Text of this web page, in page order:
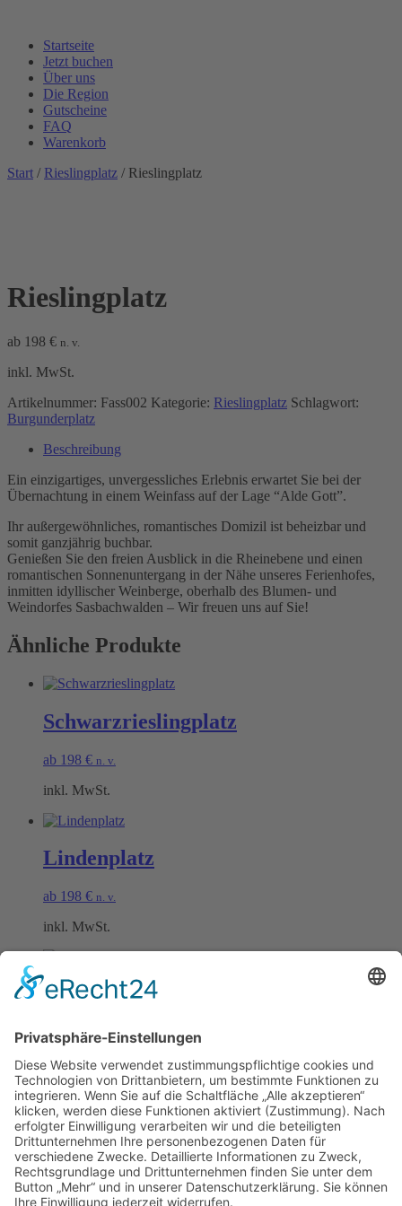
Startseite
Jetzt buchen
Über uns
Die Region
Gutscheine
FAQ
Warenkorb
Start / Rieslingplatz / Rieslingplatz
Rieslingplatz
ab 198 € n. v.
inkl. MwSt.
Artikelnummer: Fass002 Kategorie: Rieslingplatz Schlagwort:
Burgunderplatz
Beschreibung
Ein einzigartiges, unvergessliches Erlebnis erwartet Sie bei der
Übernachtung in einem Weinfass auf der Lage “Alde Gott”.
Ihr außergewöhnliches, romantisches Domizil ist beheizbar und
somit ganzjährig buchbar.
Genießen Sie den freien Ausblick in die Rheinebene und einen
romantischen Sonnenuntergang in der Nähe unseres Ferienhofes,
inmitten idyllischer Weinberge, oberhalb des Blumen- und
Weindorfes Sasbachwalden – Wir freuen uns auf Sie!
Ähnliche Produkte
Schwarzrieslingplatz
ab 198 € n. v.
inkl. MwSt.
Lindenplatz
ab 198 € n. v.
inkl. MwSt.
Scheurebenplatz
ab198€ n. v.
inkl. MwSt.
Öffnungszeiten Büro und Hofladen:
Hofladen:
Montag bis Sonntag von 09:00 – 11:30 Uhr und 14:00 – 18:00 Uhr
Telefonisch erreichen Sie uns:
Montag bis Freitag von 09:00 – 11:30 Uhr